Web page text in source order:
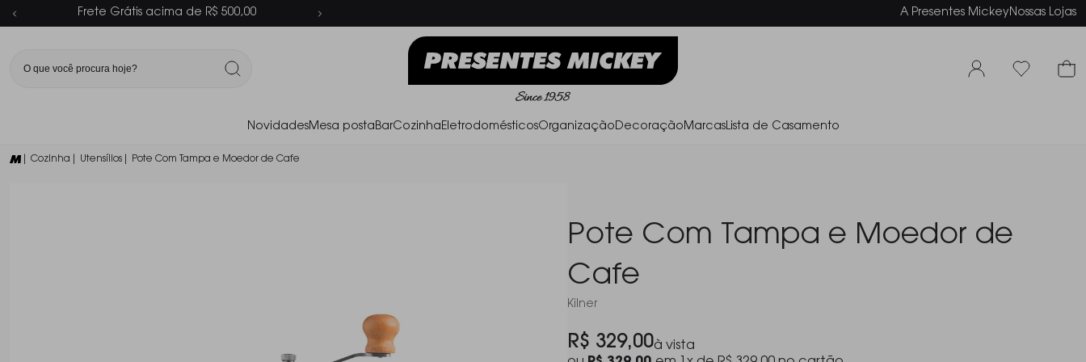
Parcelamento em até 6x sem juros A Presentes MickeyNossas Lojas
NovidadesMesa postaBarCozinhaEletrodomésticosOrganizaçãoDecoraçãoMarcasLista de Casamento
| Cozinha | Utensílios | Pote Com Tampa e Moedor de Cafe
Pote Com Tampa e Moedor de
Cafe
Kilner
R$ 329,00à vista